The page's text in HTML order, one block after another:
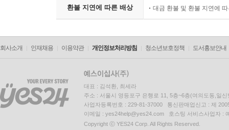
환불 지연에 따른 배상 대금 환불 및 환불 지연에
회사소개 인재채용 이용약관 개인정보처리방침 청소년보호정책 도서홍보안내
대표 : 김석환, 최세라
주소 : 서울시 영등포구 은행로 11, 5층~6층(여의도동,일신
사업자등록번호 : 229-81-37000 통신판매업신고 : 제
이메일 : yes24help@yes24.com 호스팅 서비스사업자 :
Copyright ⓒ YES24 Corp. All Rights Reserved.